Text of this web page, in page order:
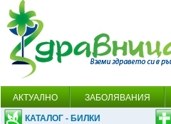
АКТУАЛНО ЗАБОЛЯВАНИЯ
КАТАЛОГ - БИЛКИ